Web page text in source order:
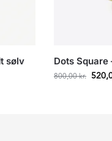
sølv Dots
800,00kr.